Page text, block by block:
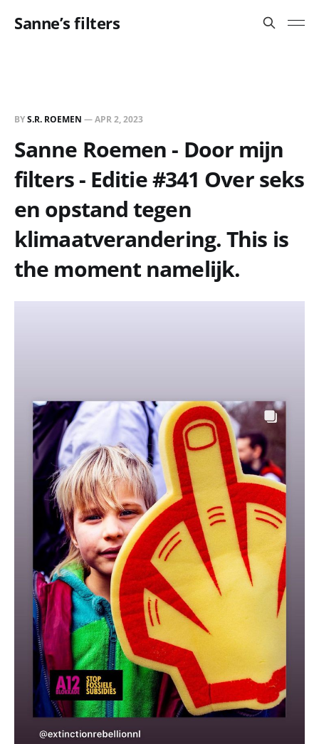
Sanne’s filters
BYS.R. ROEMEN —APR 2, 2023
Sanne Roemen - Door mijn
filters - Editie #341 Over seks
en opstand tegen
klimaatverandering. This is
the moment namelijk.